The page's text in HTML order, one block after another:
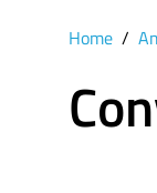
Home